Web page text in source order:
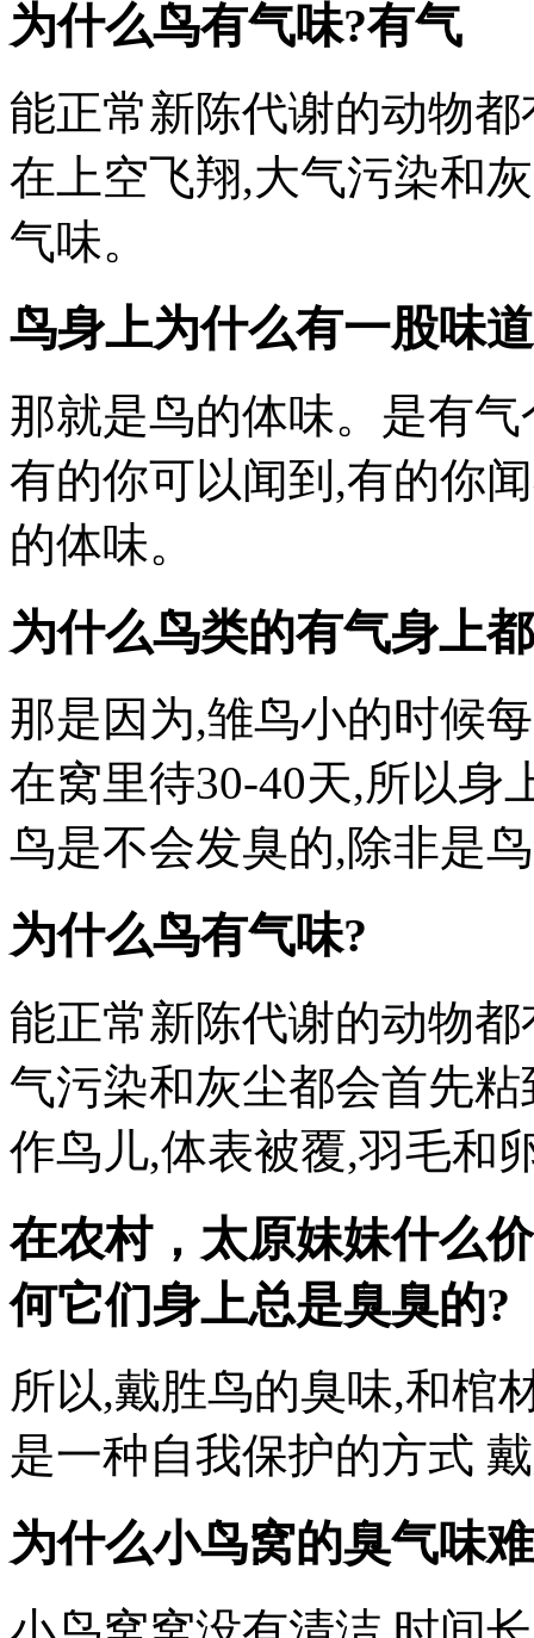
为什么鸟有气味?有气
能正常新陈代谢的动物
在上空飞翔,大气污染和
气味。
鸟身上为什么有一股味
那就是鸟的体味。是有
有的你可以闻到,有的你
的体味。
为什么鸟类的有气身上
那是因为,雏鸟小的时候
在窝里待30-40天,所以身
鸟是不会发臭的,除非是
为什么鸟有气味?
能正常新陈代谢的动物
气污染和灰尘都会首先
作鸟儿,体表被覆,羽毛和
在农村， 太原妹妹什么价
何它们身上总是臭臭的?
所以,戴胜鸟的臭味,和棺
是一种自我保护的方式
为什么小鸟窝的臭气味